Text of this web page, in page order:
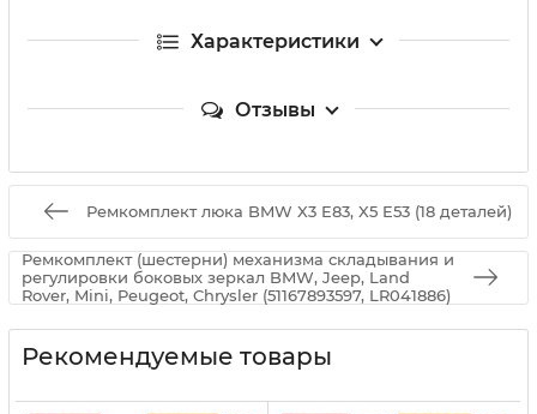
Характеристики
Отзывы
Ремкомплект люка BMW X3 E83, X5 E53 (18 деталей)
Ремкомплект (шестерни) механизма складывания и
регулировки боковых зеркал BMW, Jeep, Land
Rover, Mini, Peugeot, Chrysler (51167893597, LR041886)
Рекомендуемые товары